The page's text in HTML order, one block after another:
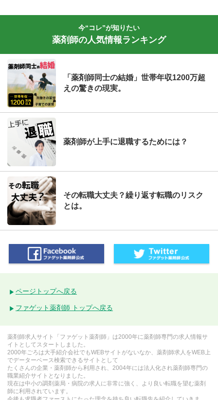
今“コレ”が知りたい
薬剤師の人気情報ランキング
「薬剤師同士の結婚」世帯年収1200万超
えの驚きの現実。
薬剤師が上手に退職するためには？
その転職大丈夫？繰り返す転職のリスク
とは。
ページトップへ戻る
ファゲット薬剤師 トップへ戻る
薬剤師求人サイト「ファゲット薬剤師」は2000年に薬剤師専門の求人情報サ
イトとしてスタートしました。
2000年ごろは大手紹介会社でもWEBサイトがないなか、薬剤師求人をWEB上
でデーターベース検索できるサイトとして
たくさんの企業・薬剤師から利用され、2004年には法人化され薬剤師専門の
職業紹介サイトとなりました。
現在は中小の調剤薬局・病院の求人に非常に強く、より良い転職を望む薬剤
師に利用されています。